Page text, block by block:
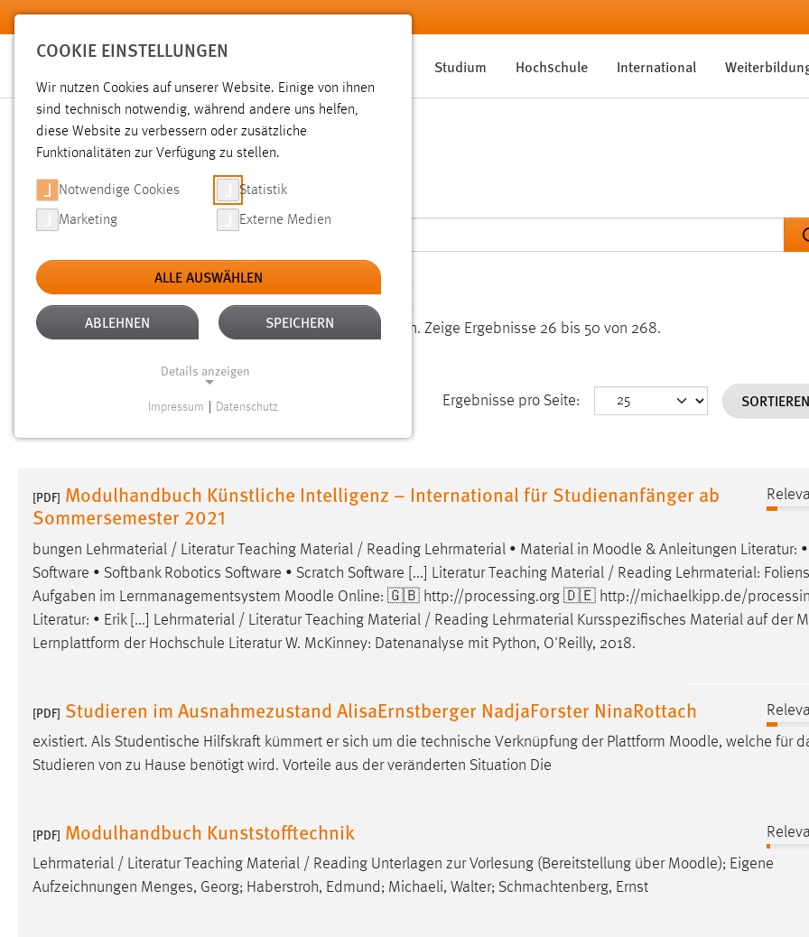
Zum Hauptinhalt springen
Studium Hochschule International
SUCHE
Aktive Filter: TYP: DATEIEN ALLE FILTER ENTFERNEN
Gesucht nach "moodle". Es wurden 268 Ergebnisse gefunden. Zeige Ergebnisse 26 bis 50 von 268.
Ergebnisse pro Seite:
[PDF] Modulhandbuch Künstliche Intelligenz – International für Studienanfänger ab
Sommersemester 2021
bungen Lehrmaterial / Literatur Teaching Material / Reading Lehrmaterial • Material in Moodle & Anleitungen Literatur: •
Software • Softbank Robotics Software • Scratch Software [...] Literatur Teaching Material / Reading Lehrmaterial:
Aufgaben im Lernmanagementsystem Moodle Online: 🇬🇧 http://processing.org 🇩🇪 http://michaelkipp.de/
Literatur: • Erik [...] Lehrmaterial / Literatur Teaching Material / Reading Lehrmaterial Kursspezifisches Material auf der
Lernplattform der Hochschule Literatur W. McKinney: Datenanalyse mit Python, O'Reilly, 2018.
[PDF] Studieren im Ausnahmezustand AlisaErnstberger NadjaForster NinaRottach
existiert. Als Studentische Hilfskraft kümmert er sich um die technische Verknüpfung der Plattform Moodle, welche für
Studieren von zu Hause benötigt wird. Vorteile aus der veränderten Situation Die
[PDF] Modulhandbuch Kunststofftechnik
Lehrmaterial / Literatur Teaching Material / Reading Unterlagen zur Vorlesung (Bereitstellung über Moodle); Eigene
Aufzeichnungen Menges, Georg; Haberstroh, Edmund; Michaeli, Walter; Schmachtenberg, Ernst
COOKIE EINSTELLUNGEN
Wir nutzen Cookies auf unserer Website. Einige von ihnen
sind technisch notwendig, während andere uns helfen,
diese Website zu verbessern oder zusätzliche
Funktionalitäten zur Verfügung zu stellen.
Notwendige Cookies Statistik
Marketing Externe Medien
ALLE AUSWÄHLEN
ABLEHNEN SPEICHERN
Details anzeigen
Website erforderlich.
Einverständnis
Name: cookie_consent
ausgewählten Einverständnis-Optionen
des Benutzers
Performance
Name: staticfilecache
in diesem Cookie gespeichert, ob man
eingeloggt ist.
Sprachpräferenz
Impressum Datenschutz